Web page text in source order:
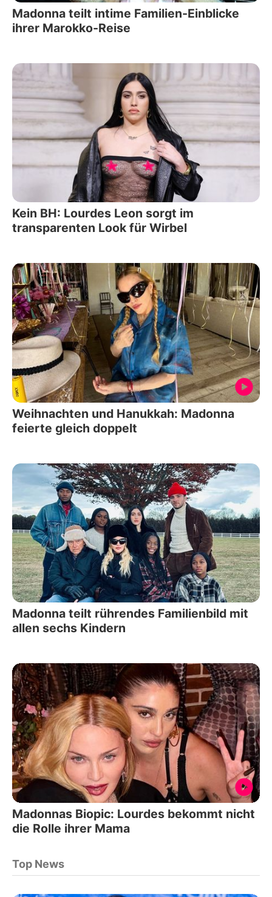
Madonna teilt intime Familien-Einblicke
ihrer Marokko-Reise
Kein BH: Lourdes Leon sorgt im
transparenten Look für Wirbel
Weihnachten und Hanukkah: Madonna
feierte gleich doppelt
Madonna teilt rührendes Familienbild mit
allen sechs Kindern
Madonnas Biopic: Lourdes bekommt nicht
die Rolle ihrer Mama
Top News